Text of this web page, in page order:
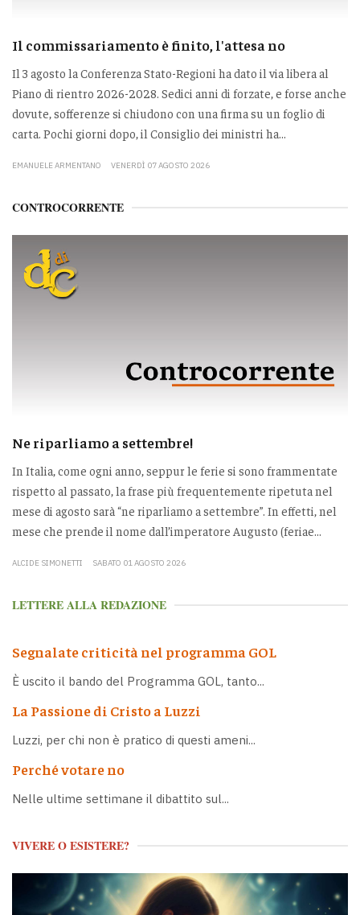
Il commissariamento è finito, l'attesa no
Il 3 agosto la Conferenza Stato-Regioni ha dato il via libera al
Piano di rientro 2026-2028. Sedici anni di forzate, e forse anche
dovute, sofferenze si chiudono con una firma su un foglio di
carta. Pochi giorni dopo, il Consiglio dei ministri ha...
EMANUELE ARMENTANO VENERDÌ 07 AGOSTO 2026
CONTROCORRENTE
Ne riparliamo a settembre!
In Italia, come ogni anno, seppur le ferie si sono frammentate
rispetto al passato, la frase più frequentemente ripetuta nel
mese di agosto sarà “ne riparliamo a settembre”. In effetti, nel
mese che prende il nome dall’imperatore Augusto (feriae...
ALCIDE SIMONETTI SABATO 01 AGOSTO 2026
LETTERE ALLA REDAZIONE
Segnalate criticità nel programma GOL
È uscito il bando del Programma GOL, tanto...
La Passione di Cristo a Luzzi
Luzzi, per chi non è pratico di questi ameni...
Perché votare no
Nelle ultime settimane il dibattito sul...
VIVERE O ESISTERE?